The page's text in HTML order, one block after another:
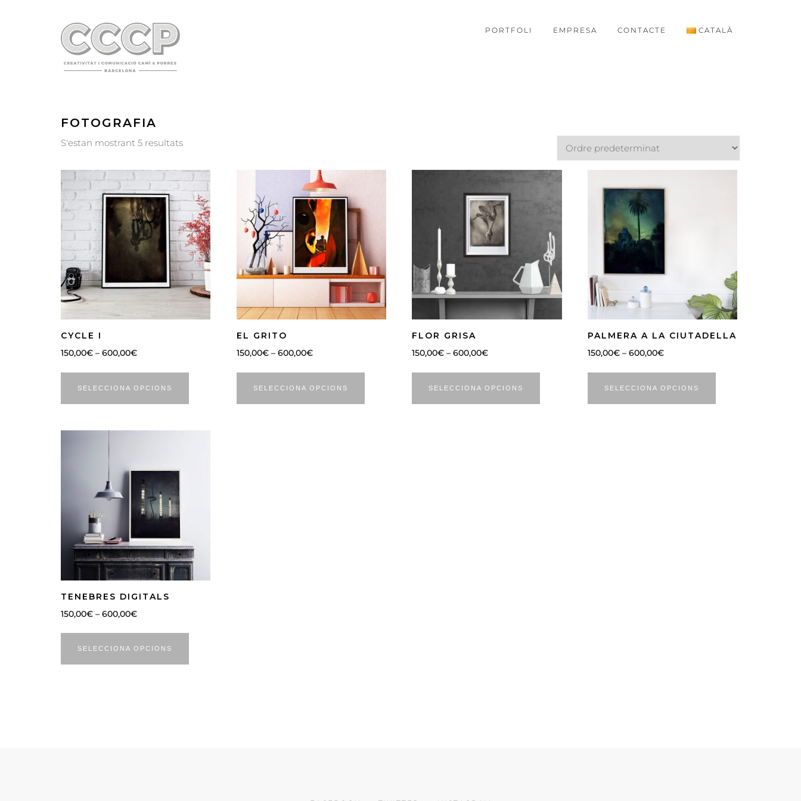
PORTFOLI EMPRESA CONTACTE CATALÀ
FOTOGRAFIA
S'estan mostrant 5 resultats
CYCLE I
150,00€ – 600,00€
SELECCIONA OPCIONS
EL GRITO
150,00€ – 600,00€
SELECCIONA OPCIONS
FLOR GRISA
150,00€ – 600,00€
SELECCIONA OPCIONS
PALMERA A LA CIUTADELLA
150,00€ – 600,00€
SELECCIONA OPCIONS
TENEBRES DIGITALS
150,00€ – 600,00€
SELECCIONA OPCIONS